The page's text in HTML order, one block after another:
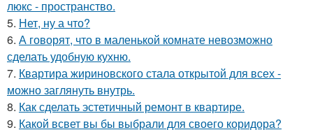
люкс - пространство.
5. Нет, ну а что?
6. А говорят, что в маленькой комнате невозможно
сделать удобную кухню.
7. Квартира жириновского стала открытой для всех -
можно заглянуть внутрь.
8. Как сделать эстетичный ремонт в квартире.
9. Какой всвет вы бы выбрали для своего коридора?